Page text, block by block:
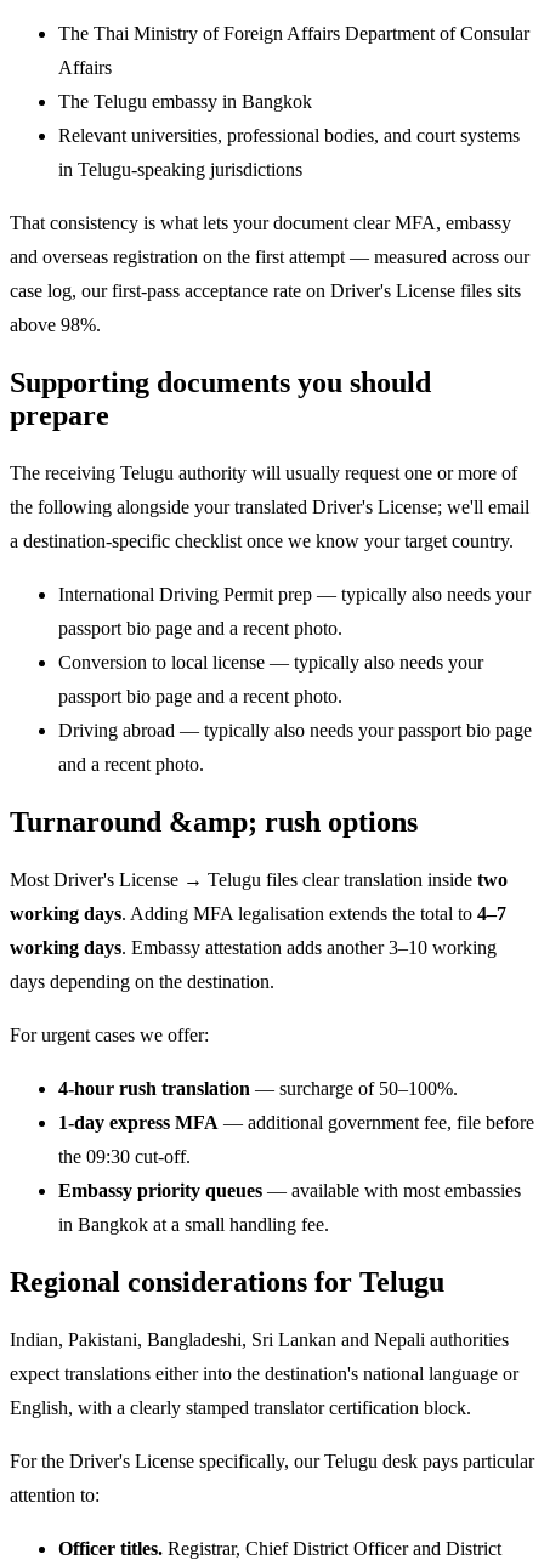
The Thai Ministry of Foreign Affairs Department of Consular
Affairs
The Telugu embassy in Bangkok
Relevant universities, professional bodies, and court systems
in Telugu-speaking jurisdictions
That consistency is what lets your document clear MFA, embassy
and overseas registration on the first attempt — measured across our
case log, our first-pass acceptance rate on Driver's License files sits
above 98%.
Supporting documents you should
prepare
The receiving Telugu authority will usually request one or more of
the following alongside your translated Driver's License; we'll email
a destination-specific checklist once we know your target country.
International Driving Permit prep — typically also needs your
passport bio page and a recent photo.
Conversion to local license — typically also needs your
passport bio page and a recent photo.
Driving abroad — typically also needs your passport bio page
and a recent photo.
Turnaround &amp; rush options
Most Driver's License → Telugu files clear translation inside two
working days. Adding MFA legalisation extends the total to 4–7
working days. Embassy attestation adds another 3–10 working
days depending on the destination.
For urgent cases we offer:
4-hour rush translation — surcharge of 50–100%.
1-day express MFA — additional government fee, file before
the 09:30 cut-off.
Embassy priority queues — available with most embassies
in Bangkok at a small handling fee.
Regional considerations for Telugu
Indian, Pakistani, Bangladeshi, Sri Lankan and Nepali authorities
expect translations either into the destination's national language or
English, with a clearly stamped translator certification block.
For the Driver's License specifically, our Telugu desk pays particular
attention to:
Officer titles. Registrar, Chief District Officer and District